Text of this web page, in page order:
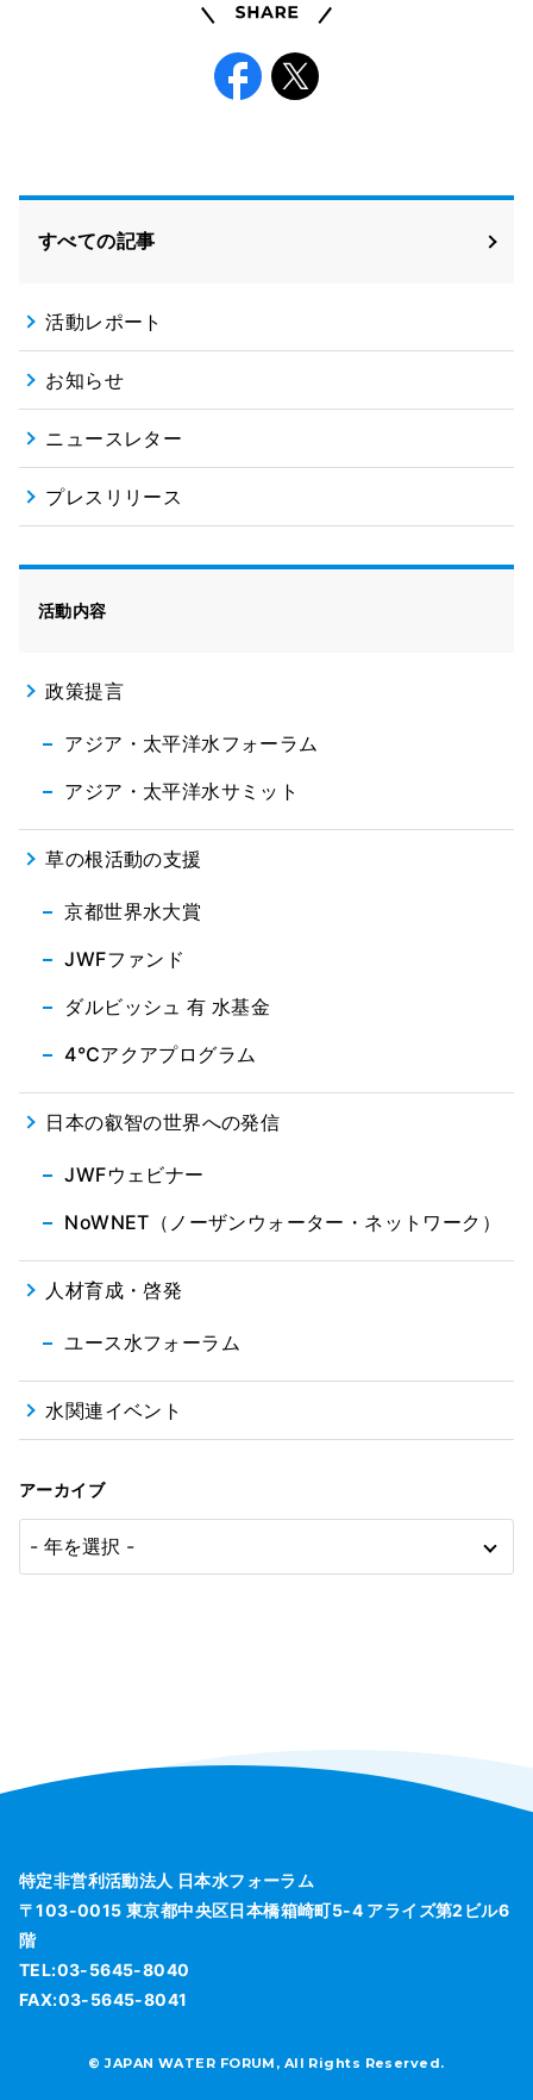
Share
すべての記事
活動レポート
お知らせ
ニュースレター
プレスリリース
活動内容
政策提言
アジア・太平洋水フォーラム
アジア・太平洋水サミット
草の根活動の支援
京都世界水大賞
JWFファンド
ダルビッシュ 有 水基金
4℃アクアプログラム
日本の叡智の世界への発信
JWFウェビナー
NoWNET（ノーザンウォーター・ネットワーク）
人材育成・啓発
ユース水フォーラム
水関連イベント
アーカイブ
特定非営利活動法人 日本水フォーラム
〒103-0015 東京都中央区日本橋箱崎町5-4 アライズ第2ビル6
階
TEL:03-5645-8040
FAX:03-5645-8041
© JAPAN WATER FORUM, All Rights Reserved.